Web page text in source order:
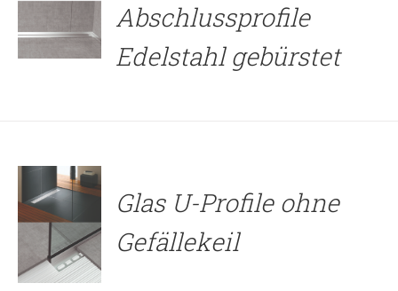
Abschlussprofile
Edelstahl gebürstet
Glas U-Profile ohne
Gefällekeil